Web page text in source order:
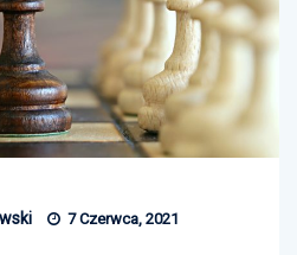
7 Czerwca, 2021